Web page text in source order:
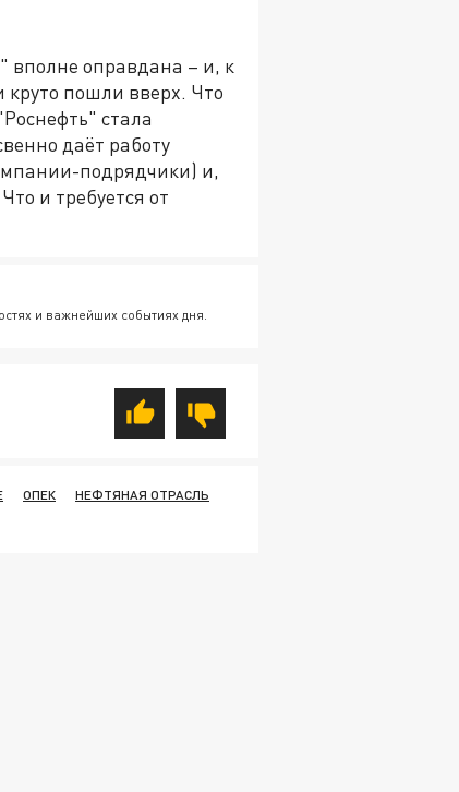
вполне оправдана – и, к
круто пошли вверх. Что
стала
даёт работу
подрядчики) и,
и требуется от
и важнейших событиях дня.
ОПЕК
НЕФТЯНАЯ ОТРАСЛЬ